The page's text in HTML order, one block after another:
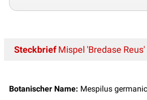
SteckbriefMispel 'Bredase Reus'
Botanischer Name: Mespilus